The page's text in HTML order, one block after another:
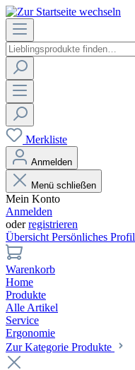
Merkliste
Anmelden
Menü schließen
Mein Konto
Anmelden
oderregistrieren
Übersicht Persönliches Profil
Warenkorb
Home
Produkte
Alle Artikel
Service
Ergonomie
Zur Kategorie Produkte